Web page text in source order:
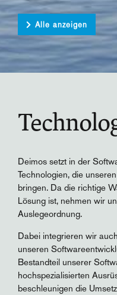
Alle anzeigen
Deimos setzt in der
Technologien, die
bringen. Da die richtige
Lösung ist, nehmen wir
Auslegeordnung.
Dabei integrieren wir
unseren
Bestandteil unserer
hochspezialisierten
beschleunigen die